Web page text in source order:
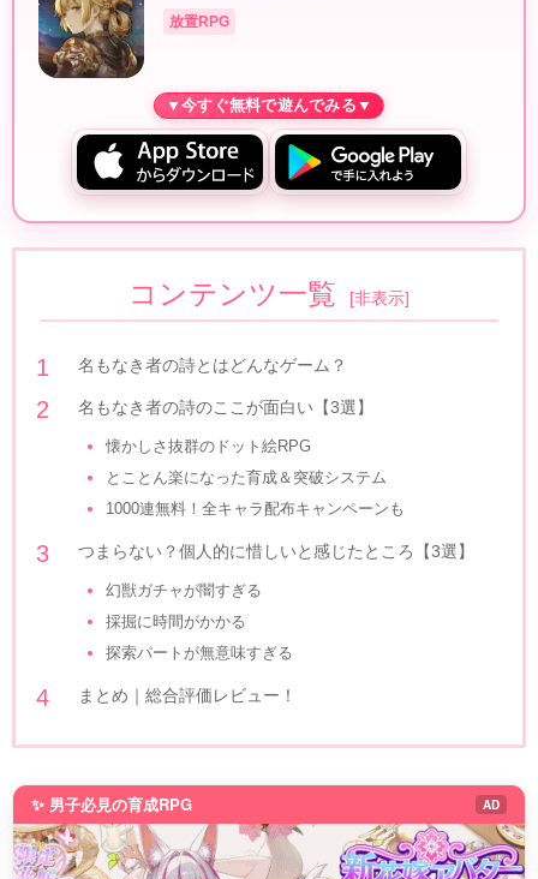
放置RPG
コンテンツ一覧 [非表示]
名もなき者の詩とはどんなゲーム？
名もなき者の詩のここが面白い【3選】
懐かしさ抜群のドット絵RPG
とことん楽になった育成＆突破システム
1000連無料！全キャラ配布キャンペーンも
つまらない？個人的に惜しいと感じたところ【3選】
幻獣ガチャが闇すぎる
採掘に時間がかかる
探索パートが無意味すぎる
まとめ｜総合評価レビュー！
✨ 男子必見の育成RPG AD